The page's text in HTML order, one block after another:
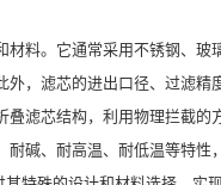
料。它通常采用不锈钢、
，滤芯的进出口径、过滤
滤芯结构，利用物理拦截
碱、耐高温、耐低温等特性